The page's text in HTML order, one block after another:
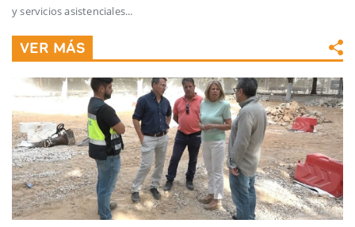
y servicios asistenciales...
VER MÁS